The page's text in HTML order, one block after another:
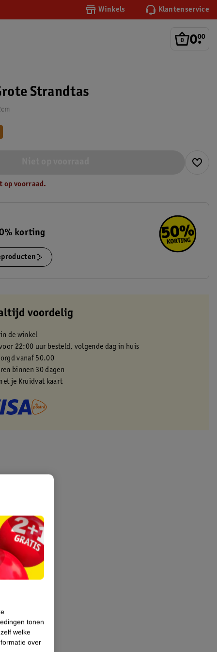
Winkels Klantenservice
0.
00
Strandtas
op voorraad.
korting
voordelig
de winkel
22:00 uur besteld, volgende dag in huis
vanaf 50.00
binnen 30 dagen
je Kruidvat kaart
tonen
welke
over